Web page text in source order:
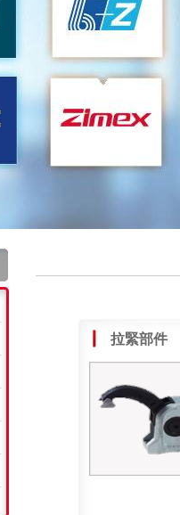
拉緊部件